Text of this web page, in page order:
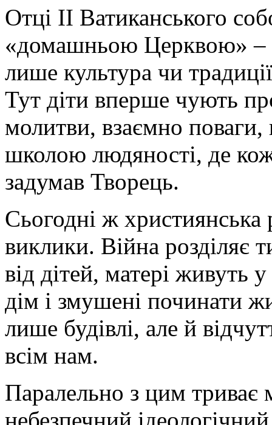
Отці ІІ Ватиканського
«домашньою Церквою» –
лише культура чи
Тут діти вперше чують
молитви, взаємно
школою людяності, де
задумав Творець.
Сьогодні ж християнська
виклики. Війна розділяє
від дітей, матері живуть
дім і змушені починати
лише будівлі, але й
всім нам.
Паралельно з цим
небезпечний